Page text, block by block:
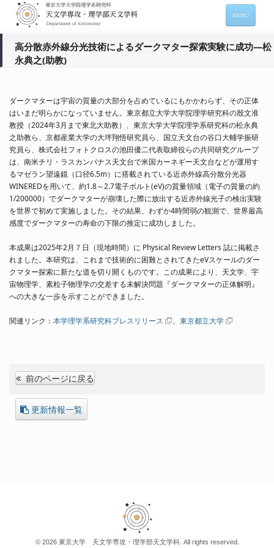
MENU
天文学専攻の案内
入進学希望の方
在学生向け情報
セミナー情報 (本郷)
お問い合わせ
Sitemap Japanese
高分散赤外線分光技術によるダークマター探索実験に成功―松
永典之(助教)
ダークマターは宇宙の質量の大部分を占めているにもかかわらず、その正体
はいまだ明らかになっていません。東京都立大学大学院理学研究科の殷文准
教授（2024年3月まで東北大助教）、東京大学大学院理学系研究科の松永典
之助教ら、京都産業大学の大坪翔悟研究員ら、国立天文台の谷口大輔学振研
究員ら、株式会社フォトクロスの池田優二代表取締役らの共同研究グループ
は、南米チリ・ラスカンパナス天文台で米国カーネギー天文台などが運用す
るマゼラン望遠鏡（口径6.5m）に搭載されている近赤外線高分散分光器
WINEREDを用いて、約1.8～2.7電子ボルト(eV)の質量領域（電子の質量の約
1/200000）でダークマターが崩壊した際に放出する近赤外線光子の検出実験
を世界で初めて実施しました。その結果、わずか4時間弱の観測で、世界最高
感度でダークマターの寿命の下限の推定に成功しました。
本成果は2025年2月７日（現地時間）に Physical Review Letters 誌に掲載さ
れました。本研究は、これまで技術的に困難とされてきたeVスケールのダー
クマター探索に新たな道を切り開くものです。この成果により、天文学、宇
宙物理学、素粒子物理学の交差する未解決問題『ダークマターの正体解明』
への大きな一歩を示すことができました。
関連リンク： 本学理学系研究科プレスリリース 、 東京都立大学
前のページに戻る
更新情報一覧
© 2026 東京大学 天文学専攻・理学部天文学科. All rights reserved.